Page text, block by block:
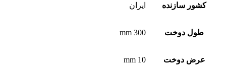
کشور سازنده ایران
طول دوخت 300 mm
عرض دوخت 10 mm